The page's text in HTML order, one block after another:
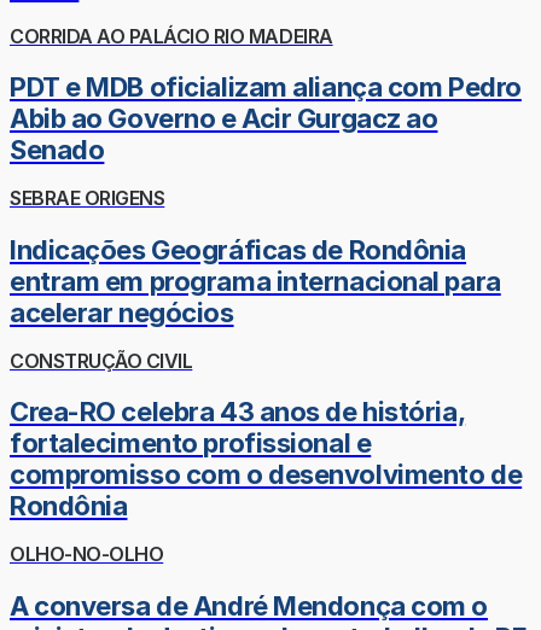
CORRIDA AO PALÁCIO RIO MADEIRA
PDT e MDB oficializam aliança com Pedro
Abib ao Governo e Acir Gurgacz ao
Senado
SEBRAE ORIGENS
Indicações Geográficas de Rondônia
entram em programa internacional para
acelerar negócios
CONSTRUÇÃO CIVIL
Crea-RO celebra 43 anos de história,
fortalecimento profissional e
compromisso com o desenvolvimento de
Rondônia
OLHO-NO-OLHO
A conversa de André Mendonça com o